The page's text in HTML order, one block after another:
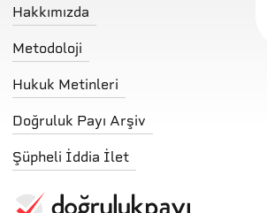
Hakkımızda
Metodoloji
Hukuk Metinleri
Doğruluk Payı Arşiv
Şüpheli İddia İlet